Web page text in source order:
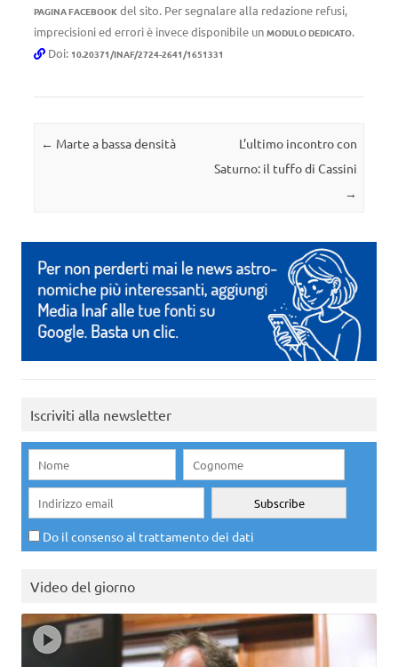
PAGINA FACEBOOK del sito. Per segnalare alla redazione refusi,
imprecisioni ed errori è invece disponibile un MODULO DEDICATO.
Doi: 10.20371/INAF/2724-2641/1651331
Navigazione articolo
← Marte a bassa densità
L’ultimo incontro con
Saturno: il tuffo di Cassini
→
Iscriviti alla newsletter
Do il consenso al trattamento dei dati
Video del giorno